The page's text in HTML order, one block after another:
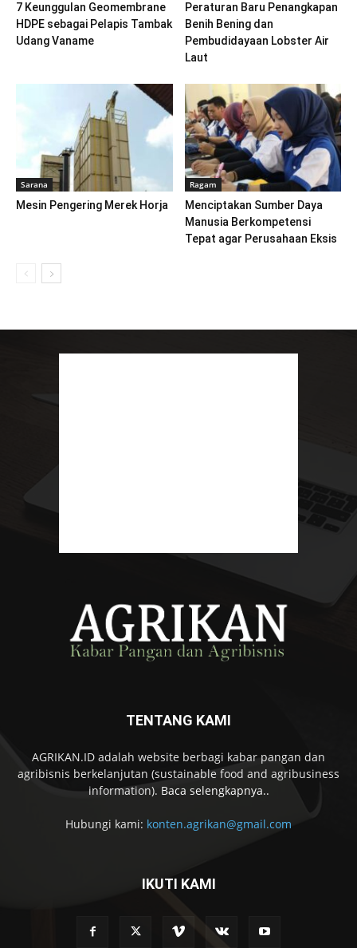
7 Keunggulan Geomembrane
HDPE sebagai Pelapis Tambak
Udang Vaname
Peraturan Baru Penangkapan
Benih Bening dan
Pembudidayaan Lobster Air
Laut
Sarana
Mesin Pengering Merek Horja
Ragam
Menciptakan Sumber Daya
Manusia Berkompetensi
Tepat agar Perusahaan Eksis
TENTANG KAMI
AGRIKAN.ID adalah website berbagi kabar pangan dan
agribisnis berkelanjutan (sustainable food and agribusiness
information). Baca selengkapnya..
Hubungi kami: konten.agrikan@gmail.com
IKUTI KAMI